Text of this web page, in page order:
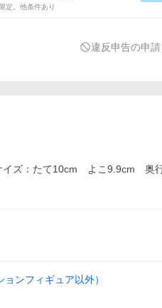
定。他条件あり
違反申告の申請
ズ：たて10cm よこ9.9cm 奥
ョンフィギュア以外）